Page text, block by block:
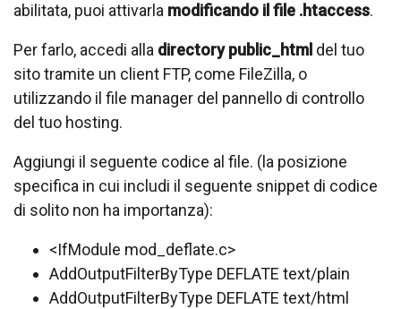
abilitata, puoi attivarla modificando il file .htaccess.
Per farlo, accedi alla directory public_html del tuo
sito tramite un client FTP, come FileZilla, o
utilizzando il file manager del pannello di controllo
del tuo hosting.
Aggiungi il seguente codice al file. (la posizione
specifica in cui includi il seguente snippet di codice
di solito non ha importanza):
<IfModule mod_deflate.c>
AddOutputFilterByType DEFLATE text/plain
AddOutputFilterByType DEFLATE text/html